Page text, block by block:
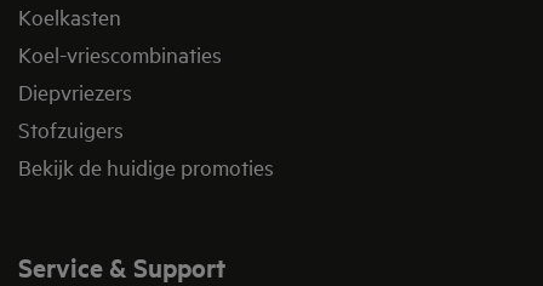
Koelkasten
Koel-vriescombinaties
Diepvriezers
Stofzuigers
Bekijk de huidige promoties
Service & Support